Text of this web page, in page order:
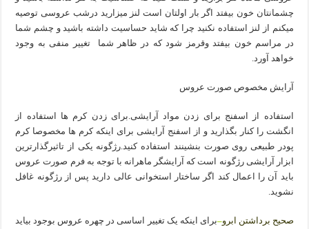
چشمانتان خون بیفتد اگر بار اولتان است لنز میزارید درشب عروسی توصیه
میکنم از لنز استفاده نکنید چرا که شاید حساسیت داشته باشید و چشم شما
در مراسم خون بیفتد وقرمز شود که در ظاهر شما تغییر منفی به وجود
خواهد آورد.
آرایش مخصوص صورت عروس
استفاده از اسفنج برای زدن مواد آرایشی.برای زدن کرم ها استفاده از
انگشت را کنار بگذارید و از اسفنج آرایشی برای اینکه کرم ها مخصوصا کرم
پودر طبیعی روی صورت بنشینند استفاده کنید.رژگونه یکی از تاثیرگذارترین
ابزار آرایشی رژگونه است که آرایشگر ماهرانه با توجه به فرم صورت عروس
باید آن را اعمال کند اگر ساختار استخوانی عالی دارید پس از رژگونه غافل
نشوید.
صحیح برداشتن ابرو–برای اینکه یک تغییر اساسی در چهره عروس بوجود بیاید